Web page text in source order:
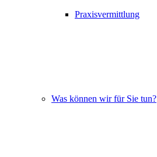
Praxisvermittlung
Was können wir für Sie tun?